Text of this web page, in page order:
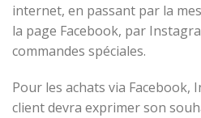
internet, en passant par la
la page Facebook, par
commandes spéciales.
Pour les achats via Facebook,
client devra exprimer son